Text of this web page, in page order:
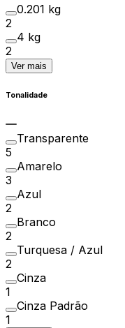
0.201 kg
2
4 kg
2
Ver mais
Tonalidade
Transparente
5
Amarelo
3
Azul
2
Branco
2
Turquesa / Azul
2
Cinza
1
Cinza Padrão
1